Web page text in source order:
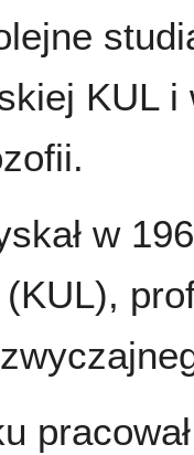
KUL i
w
(KUL),